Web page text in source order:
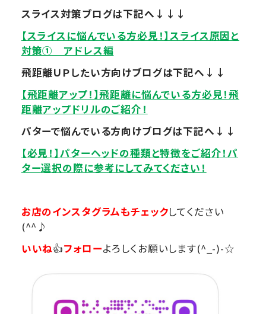
スライス対策ブログは下記へ↓↓↓
【スライスに悩んでいる方必見！】スライス原因と
対策① アドレス編
飛距離ＵＰしたい方向けブログは下記へ↓↓
【飛距離アップ！】飛距離に悩んでいる方必見！飛
距離アップドリルのご紹介！
パターで悩んでいる方向けブログは下記へ↓↓
【必見！】パターヘッドの種類と特徴をご紹介！パ
ター選択の際に参考にしてみてください！
お店のインスタグラムもチェックしてください
(^^♪
いいね👍フォローよろしくお願いします(^_-)-☆